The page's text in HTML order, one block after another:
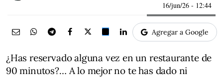
16/jun/26 - 12:44
Agregar a Google
¿Has reservado alguna vez en un restaurante de
90 minutos?… A lo mejor no te has dado ni